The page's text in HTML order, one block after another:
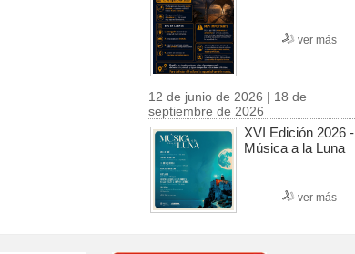
ver más
12 de junio de 2026 | 18 de
septiembre de 2026
XVI Edición 2026 -
Música a la Luna
ver más